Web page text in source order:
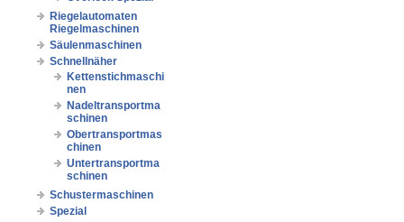
Riegelautomaten
Riegelmaschinen
Säulenmaschinen
Schnellnäher
Kettenstichmaschi
nen
Nadeltransportma
schinen
Obertransportmas
chinen
Untertransportma
schinen
Schustermaschinen
Spezial